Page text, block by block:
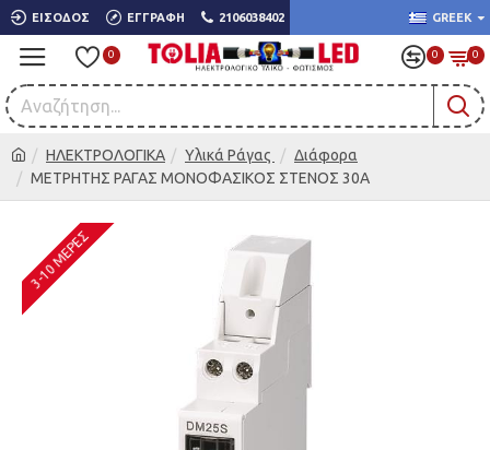
ΕΊΣΟΔΟΣ ΕΓΓΡΑΦΉ 2106038402 GREEK
0 0 0
ΗΛΕΚΤΡΟΛΟΓΙΚΑ Υλικά Ράγας
Διάφορα
ΜΕΤΡΗΤΗΣ ΡΑΓΑΣ ΜΟΝΟΦΑΣΙΚΟΣ ΣΤΕΝΟΣ 30A
3-10 ΜΈΡΕΣ